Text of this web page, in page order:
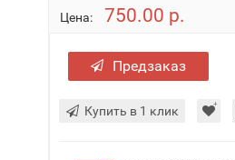
Цена: 750.00 р.
Предзаказ
Купить в 1 клик